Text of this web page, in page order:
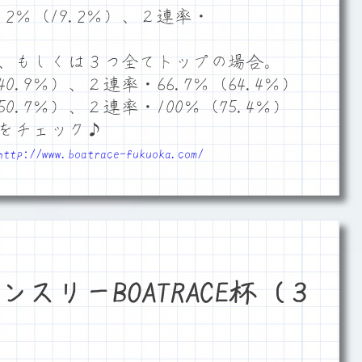
（19.2％）、２連率・
しくは３つ全てトップの場合。
％）、２連率・66.7％（64.4％）
％）、２連率・100％（75.4％）
チェック♪
www.boatrace-fukuoka.com/
リーBOATRACE杯（３